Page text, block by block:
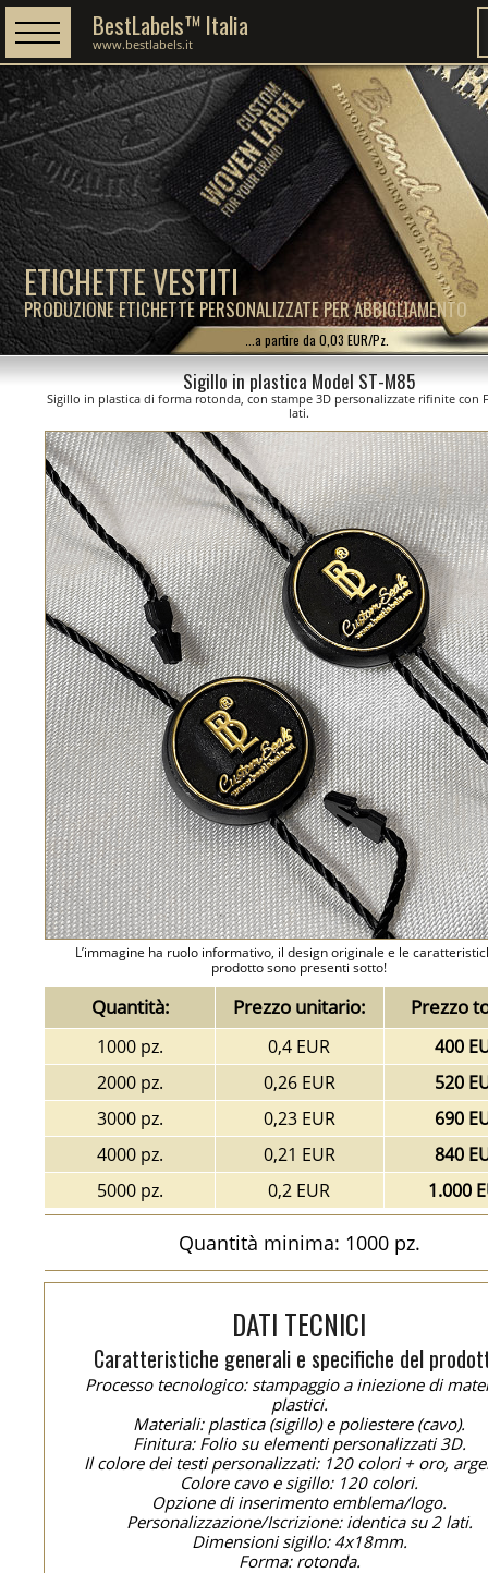
ETICHETTE VESTITI
PRODUZIONE ETICHETTE PERSONALIZZATE PER ABBIGLIAMENTO
BestLabels™ Italia
www.bestlabels.it
...a partire da 0,03 EUR/Pz.
Sigillo in plastica Model ST-M85
Sigillo in plastica di forma rotonda, con stampe 3D personalizzate rifinite con
lati.
L’immagine ha ruolo informativo, il design originale e le
prodotto sono presenti sotto!
Quantità: Prezzo unitario: Prezzo
1000 pz. 0,4 EUR
400
2000 pz.
0,26 EUR
520
3000 pz.
0,23 EUR
690
4000 pz.
0,21 EUR
840
5000 pz.
0,2 EUR 1.000
Quantità minima: 1000 pz.
DATI TECNICI
Caratteristiche generali e specifiche del
Processo tecnologico: stampaggio a iniezione di
plastici.
Materiali: plastica (sigillo) e poliestere (cavo).
Finitura: Folio su elementi personalizzati 3D.
Il colore dei testi personalizzati: 120 colori + oro,
Colore cavo e sigillo: 120 colori.
Opzione di inserimento emblema/logo.
Personalizzazione/Iscrizione: identica su 2 lati.
Dimensioni sigillo: 4x18mm.
Forma: rotonda.